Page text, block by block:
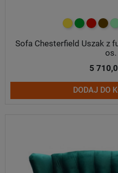
żółtyzielony
Sofa Chesterfield Uszak z
os.
5
DODAJ DO